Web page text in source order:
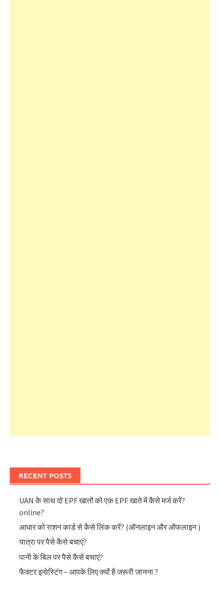
RECENT POSTS
UAN के साथ दो EPF खातों को एक EPF खाते में कैसे मर्ज करें?
online?
आधार को राशन कार्ड से कैसे लिंक करें? (ऑनलाइन और ऑफलाइन )
यात्रा पर पैसे कैसे बचाएं?
पानी के बिल पर पैसे कैसे बचाएं?
फैक्टर इन्वेस्टिंग – आपके लिए क्यों है जरूरी जानना ?